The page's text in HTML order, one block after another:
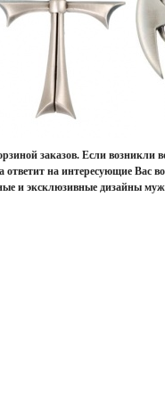
заказов. Если
на интересующие Вас
и эксклюзивные дизайны